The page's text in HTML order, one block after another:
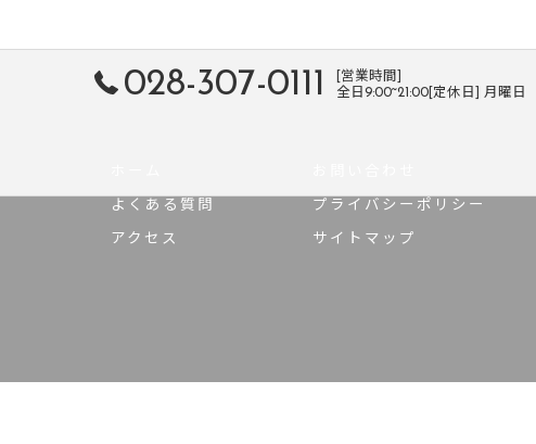
028-307-0111
[営業時間]
全日9:00~21:00[定休日] 月曜日
よくある質問
アクセス
プライバシーポリシー
サイトマップ